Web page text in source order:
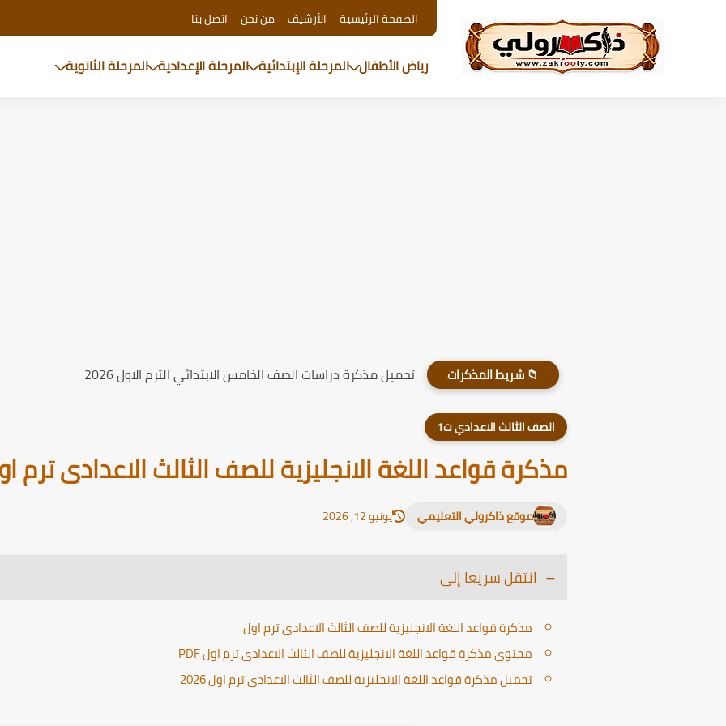
الصفحة الرئيسية الأرشيف من نحن اتصل بنا
رياض الأطفال المرحلة الإبتدائية المرحلة الإعدادية المرحلة الثانوية
📁 شريط المذكرات تحميل مذكرة دراسات الصف الخامس الابتدائي الترم الاول 2026
الصف الثالث الاعدادي ت1
مذكرة قواعد اللغة الانجليزية للصف الثالث الاعدادى ترم اول
موقع ذاكرولي التعليمي يونيو 12, 2026
انتقل سريعا إلى
مذكرة قواعد اللغة الانجليزية للصف الثالث الاعدادى ترم اول
محتوى مذكرة قواعد اللغة الانجليزية للصف الثالث الاعدادى ترم اول PDF
تحميل مذكرة قواعد اللغة الانجليزية للصف الثالث الاعدادى ترم اول 2026